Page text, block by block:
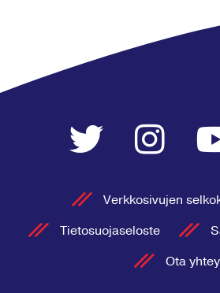
Verkkosivujen
Tietosuojaseloste
Ota